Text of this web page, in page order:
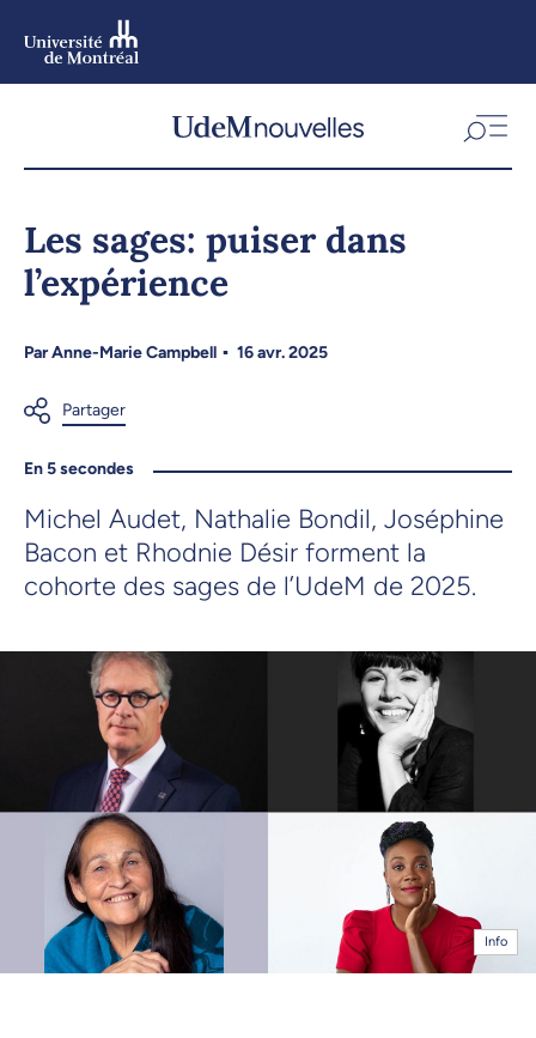
Les sages: puiser dans
l’expérience
ParAnne-Marie Campbell 16 avr. 2025
En 5 secondes
Michel Audet, Nathalie Bondil, Joséphine
Bacon et Rhodnie Désir forment la
cohorte des sages de l’UdeM de 2025.
Info